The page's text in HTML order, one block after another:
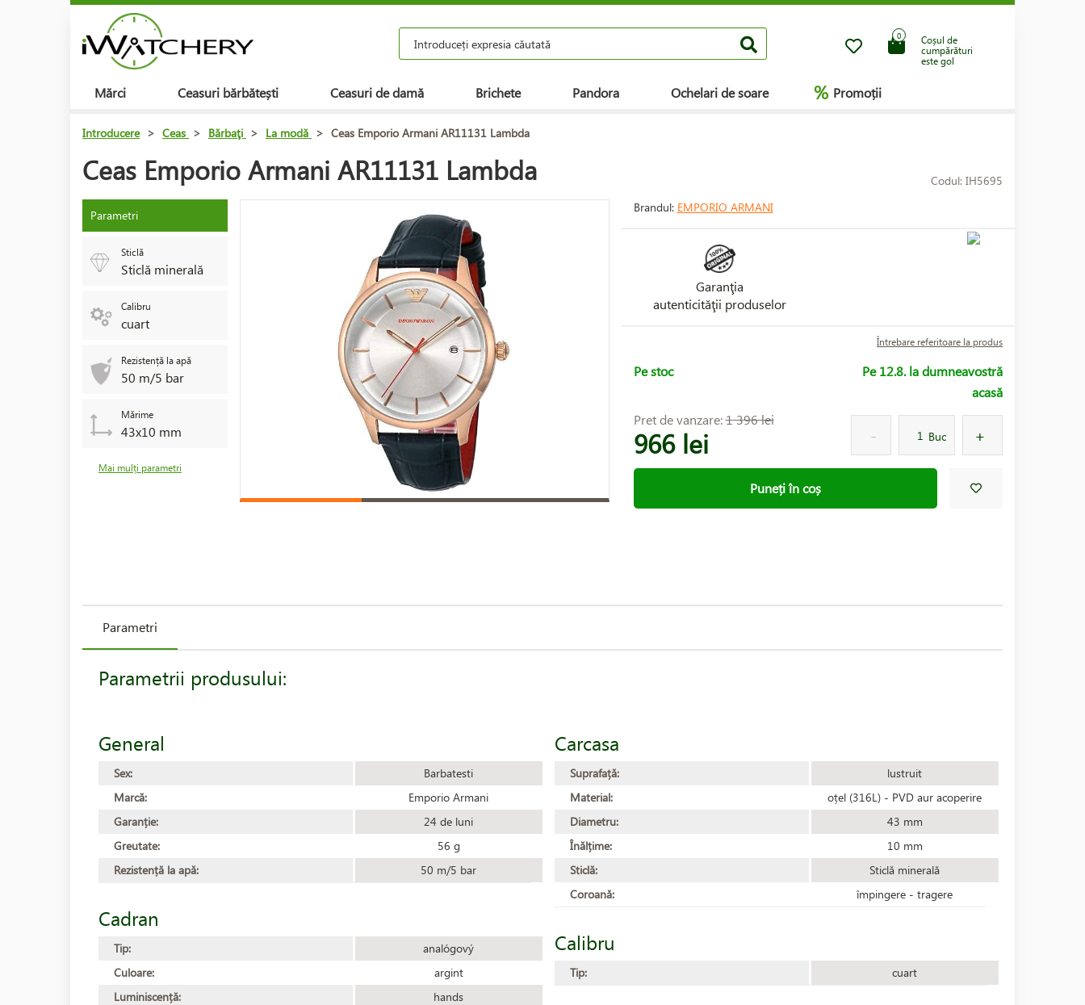
Coșul de
cumpărături
este gol
0
Mărci Ceasuri bărbătești Ceasuri de damă Brichete Pandora Ochelari de soare % Promoții
Introducere > Ceas > Bărbaţi > La modă > Ceas Emporio Armani AR11131 Lambda
Ceas Emporio Armani AR11131 Lambda Codul: IH5695
Parametri
Sticlă
Sticlă minerală
Calibru
cuart
Rezistență la apă
50 m/5 bar
Mărime
43x10 mm
Mai mulți parametri
Brandul: EMPORIO ARMANI
Garanţia
autenticităţii produselor
Întrebare referitoare la produs
Pe stoc
Pe 12.8. la dumneavostră
acasă
Pret de vanzare:1 396 lei
966 lei Buc
Puneți în coș
Parametri
Parametrii produsului:
General
Sex:
Barbatesti
Marcă:
Emporio Armani
Garanție:
24 de luni
Greutate:
56 g
Rezistență la apă:
50 m/5 bar
Cadran
Tip:
analógový
Culoare:
argint
Luminiscență:
hands
Carcasa
Suprafață:
lustruit
Material:
oțel (316L) - PVD aur acoperire
Diametru:
43 mm
Înălțime:
10 mm
Sticlă:
Sticlă minerală
Coroană:
împingere - tragere
Calibru
Tip: cuart